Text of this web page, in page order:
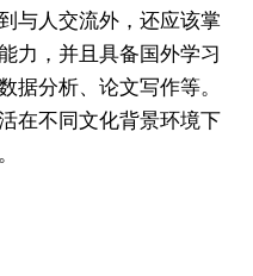
与人交流外，还应该掌
力，并且具备国外学习
据分析、论文写作等。
在不同文化背景环境下